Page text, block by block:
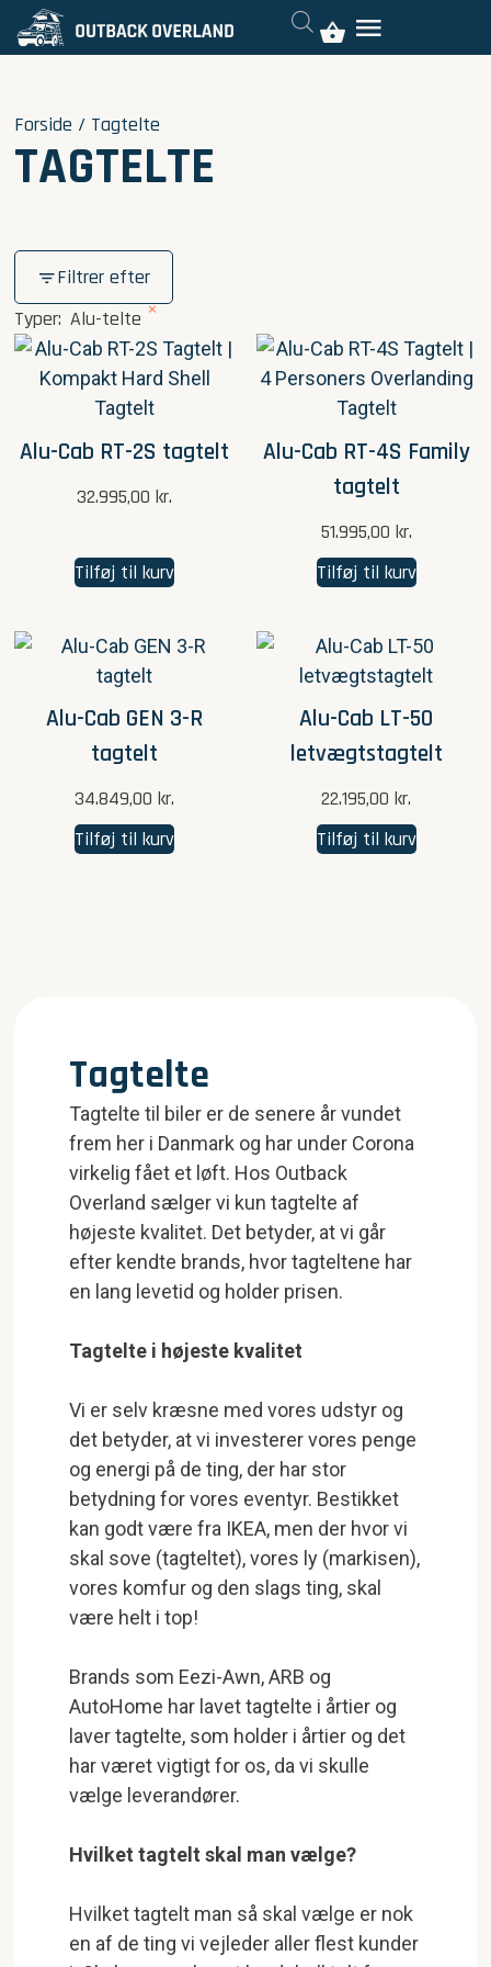
Forside / Tagtelte
TAGTELTE
Filtrer efter
Typer: Alu-telte ×
Alu-Cab RT-2S tagtelt
32.995,00kr.
Tilføj til kurv
Alu-Cab RT-4S Family
tagtelt
51.995,00 kr.
Tilføj til kurv
Alu-Cab GEN 3-R
tagtelt
34.849,00kr.
Tilføj til kurv
Alu-Cab LT-50
letvægtstagtelt
22.195,00kr.
Tilføj til kurv
Tagtelte
Tagtelte til biler er de senere år vundet
frem her i Danmark og har under Corona
virkelig fået et løft. Hos Outback
Overland sælger vi kun tagtelte af
højeste kvalitet. Det betyder, at vi går
efter kendte brands, hvor tagteltene har
en lang levetid og holder prisen.
Tagtelte i højeste kvalitet
Vi er selv kræsne med vores udstyr og
det betyder, at vi investerer vores penge
og energi på de ting, der har stor
betydning for vores eventyr. Bestikket
kan godt være fra IKEA, men der hvor vi
skal sove (tagteltet), vores ly (markisen),
vores komfur og den slags ting, skal
være helt i top!
Brands som Eezi-Awn, ARB og
AutoHome har lavet tagtelte i årtier og
laver tagtelte, som holder i årtier og det
har været vigtigt for os, da vi skulle
vælge leverandører.
Hvilket tagtelt skal man vælge?
Hvilket tagtelt man så skal vælge er nok
en af de ting vi vejleder aller flest kunder